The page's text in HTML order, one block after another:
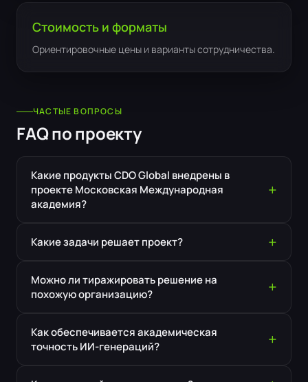
Стоимость и форматы
Ориентировочные цены и варианты сотрудничества.
ЧАСТЫЕ ВОПРОСЫ
FAQ по проекту
Какие продукты CDO Global внедрены в
проекте Московская Международная
академия?
Какие задачи решает проект?
Можно ли тиражировать решение на
похожую организацию?
Как обеспечивается академическая
точность ИИ-генераций?